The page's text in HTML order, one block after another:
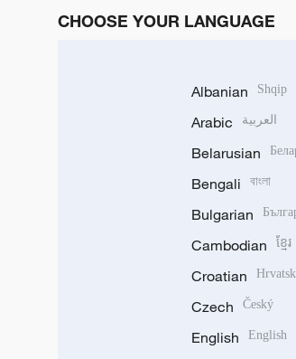
CHOOSE YOUR LANGUAGE
Albanian Shqip
Arabic العربية
Belarusian
Bengali বাংলা
Bulgarian
Cambodian ខ្មែរ
Croatian
Czech Český
English English